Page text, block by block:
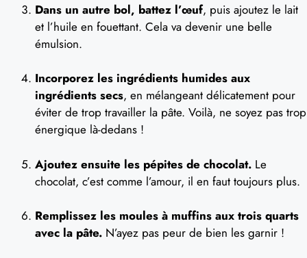
Dans un autre bol, battez l’œuf, puis ajoutez le lait
et l’huile en fouettant. Cela va devenir une belle
émulsion.
Incorporez les ingrédients humides aux
ingrédients secs, en mélangeant délicatement pour
éviter de trop travailler la pâte. Voilà, ne soyez pas trop
énergique là-dedans !
Ajoutez ensuite les pépites de chocolat. Le
chocolat, c’est comme l’amour, il en faut toujours plus.
Remplissez les moules à muffins aux trois quarts
avec la pâte. N’ayez pas peur de bien les garnir !